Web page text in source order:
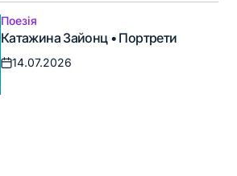
Опублікувати
у
Поезія
Катажина Зайонц • Портрети
Дата
14.07.2026